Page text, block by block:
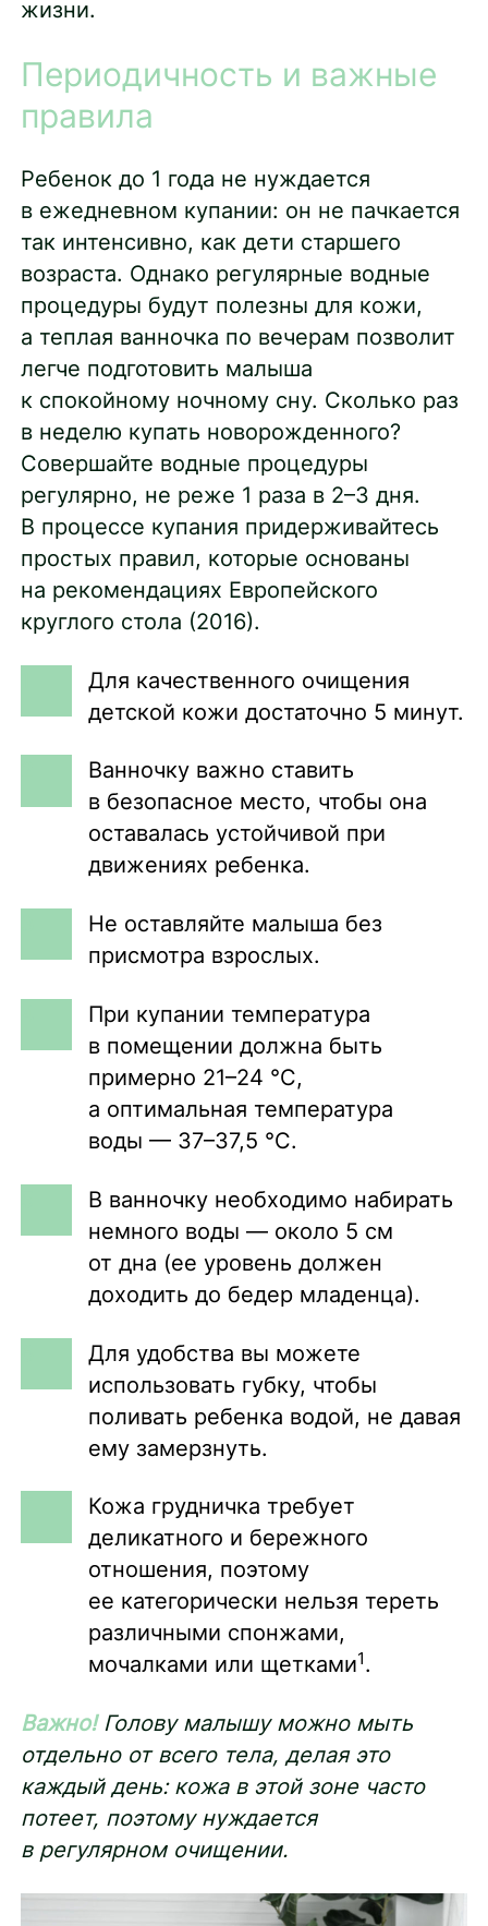
жизни.
Периодичность и важные
правила
Ребенок до 1 года не нуждается
в ежедневном купании: он не пачкается
так интенсивно, как дети старшего
возраста. Однако регулярные водные
процедуры будут полезны для кожи,
а теплая ванночка по вечерам позволит
легче подготовить малыша
к спокойному ночному сну. Сколько раз
в неделю купать новорожденного?
Совершайте водные процедуры
регулярно, не реже 1 раза в 2–3 дня.
В процессе купания придерживайтесь
простых правил, которые основаны
на рекомендациях Европейского
круглого стола (2016).
Для качественного очищения
детской кожи достаточно 5 минут.
Ванночку важно ставить
в безопасное место, чтобы она
оставалась устойчивой при
движениях ребенка.
Не оставляйте малыша без
присмотра взрослых.
При купании температура
в помещении должна быть
примерно 21–24 °С,
а оптимальная температура
воды — 37–37,5 °С.
В ванночку необходимо набирать
немного воды — около 5 см
от дна (ее уровень должен
доходить до бедер младенца).
Для удобства вы можете
использовать губку, чтобы
поливать ребенка водой, не давая
ему замерзнуть.
Кожа грудничка требует
деликатного и бережного
отношения, поэтому
ее категорически нельзя тереть
различными спонжами,
мочалками или щетками1.
Важно!Голову малышу можно мыть
отдельно от всего тела, делая это
каждый день: кожа в этой зоне часто
потеет, поэтому нуждается
в регулярном очищении.